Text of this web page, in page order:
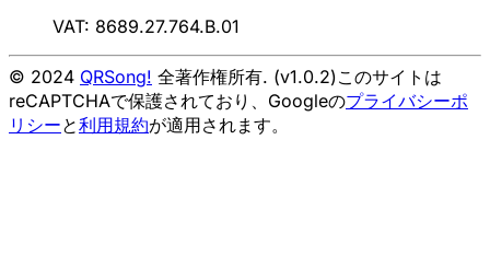
VAT: 8689.27.764.B.01
© 2024 QRSong! 全著作権所有. (v1.0.2)このサイトは
reCAPTCHAで保護されており、Googleのプライバシーポ
リシーと利用規約が適用されます。